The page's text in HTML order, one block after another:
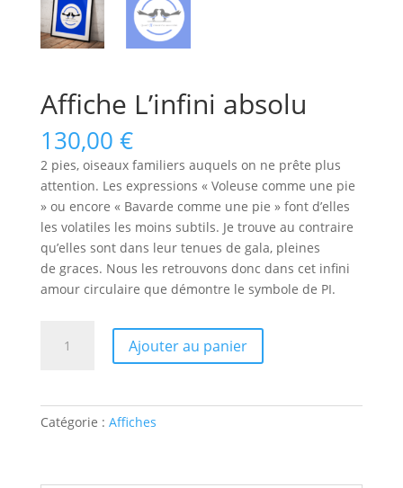
Affiche L’infini absolu
130,00 €
2 pies, oiseaux familiers auquels on ne prête plus
attention. Les expressions « Voleuse comme une pie
» ou encore « Bavarde comme une pie » font d’elles
les volatiles les moins subtils. Je trouve au contraire
qu’elles sont dans leur tenues de gala, pleines
de graces. Nous les retrouvons donc dans cet infini
amour circulaire que démontre le symbole de PI.
absolu
Ajouter au panier
A
Catégorie : Affiches